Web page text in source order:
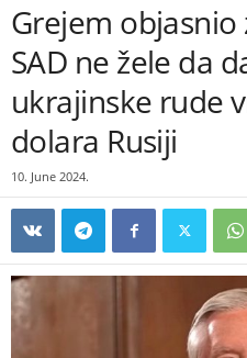
Grejem objasnio
SAD ne žele da
ukrajinske rude
dolara Rusiji
10. June 2024.